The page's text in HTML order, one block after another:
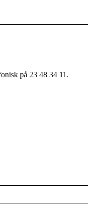
på 23 48 34 11.